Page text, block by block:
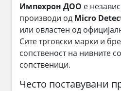
Импехрон ДОО е
производи од Micro
или овластен од
Сите трговски марки и
сопственост на нивните
сопственици.
Често поставувани